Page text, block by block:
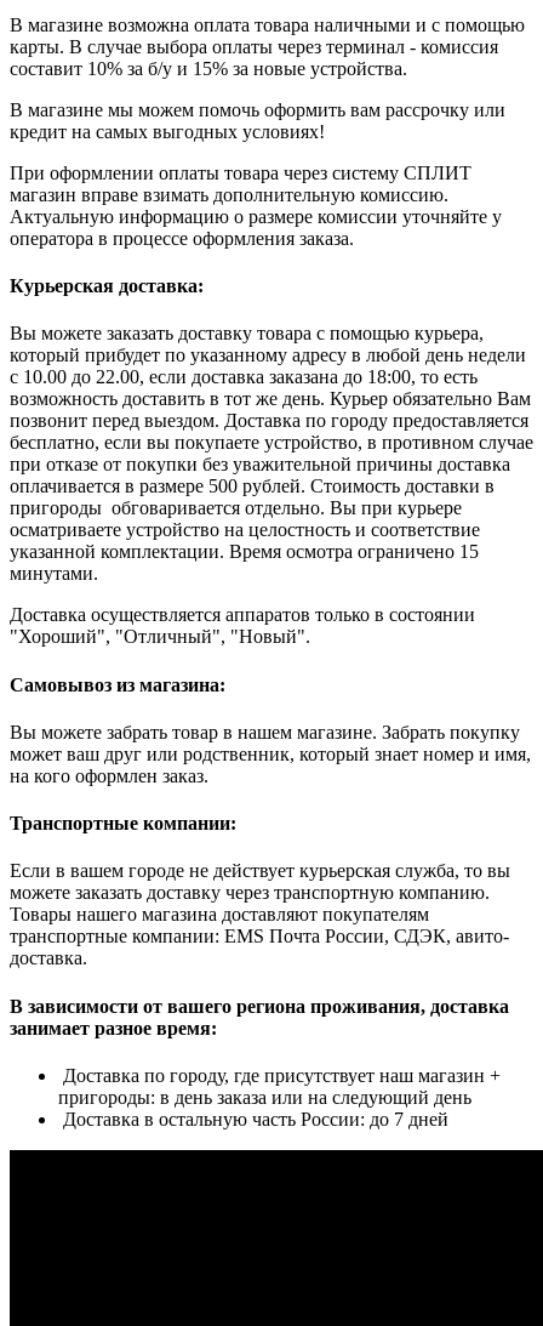
В магазине возможна оплата товара наличными и с помощью
карты. В случае выбора оплаты через терминал - комиссия
составит 10% за б/у и 15% за новые устройства.
В магазине мы можем помочь оформить вам рассрочку или
кредит на самых выгодных условиях!
При оформлении оплаты товара через систему СПЛИТ
магазин вправе взимать дополнительную комиссию.
Актуальную информацию о размере комиссии уточняйте у
оператора в процессе оформления заказа.
Курьерская доставка:
Вы можете заказать доставку товара с помощью курьера,
который прибудет по указанному адресу в любой день недели
с 10.00 до 22.00, если доставка заказана до 18:00, то есть
возможность доставить в тот же день. Курьер обязательно Вам
позвонит перед выездом. Доставка по городу предоставляется
бесплатно, если вы покупаете устройство, в противном случае
при отказе от покупки без уважительной причины доставка
оплачивается в размере 500 рублей. Стоимость доставки в
пригороды обговаривается отдельно. Вы при курьере
осматриваете устройство на целостность и соответствие
указанной комплектации. Время осмотра ограничено 15
минутами.
Доставка осуществляется аппаратов только в состоянии
"Хороший", "Отличный", "Новый".
Самовывоз из магазина:
Вы можете забрать товар в нашем магазине. Забрать покупку
может ваш друг или родственник, который знает номер и имя,
на кого оформлен заказ.
Транспортные компании:
Если в вашем городе не действует курьерская служба, то вы
можете заказать доставку через транспортную компанию.
Товары нашего магазина доставляют покупателям
транспортные компании: EMS Почта России, СДЭК, авито-
доставка.
В зависимости от вашего региона проживания, доставка
занимает разное время:
Доставка по городу, где присутствует наш магазин +
пригороды: в день заказа или на следующий день
Доставка в остальную часть России: до 7 дней